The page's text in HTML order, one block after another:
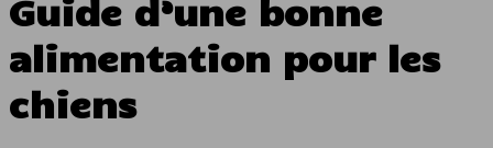
Guide d’une bonne
alimentation pour les
chiens